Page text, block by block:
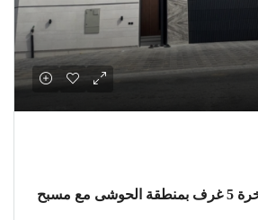
للبيع فيلا مودرن فاخرة 5 غرف بمنطقة الحوشى مع مسبح